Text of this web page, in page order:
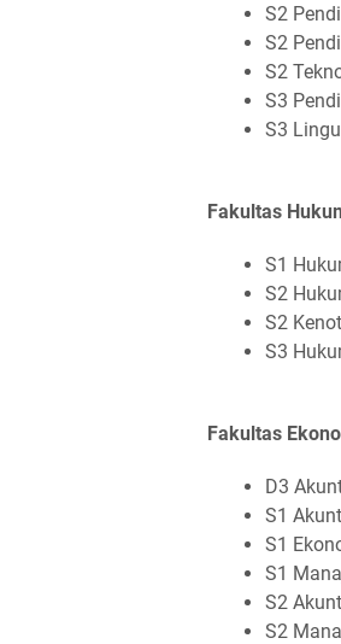
S2
S2
S2
S3
S3
Fakultas
S1
S2
S2
S3
Fakultas
D3
S1
S1
S1
S2
S2